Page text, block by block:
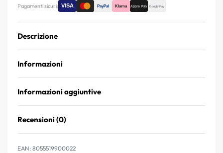
Pagamenti sicuri:
Descrizione
Informazioni
Informazioni aggiuntive
Recensioni (0)
EAN: 8055519900022